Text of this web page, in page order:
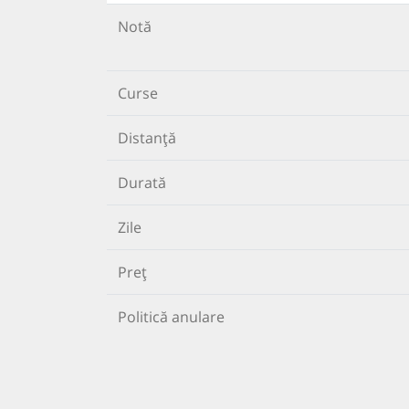
Notă
Curse
Distanță
Durată
Zile
Preț
Politică anulare